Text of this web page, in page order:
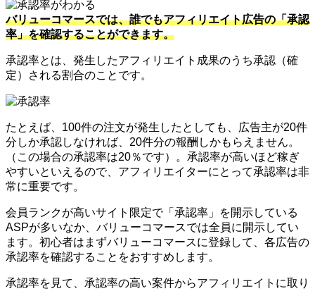
バリューコマースでは、誰でもアフィリエイト広告の「承認
率」を確認することができます。
承認率とは、発生したアフィリエイト成果のうち承認（確
定）される割合のことです。
たとえば、100件の注文が発生したとしても、広告主が20件
分しか承認しなければ、20件分の報酬しかもらえません。
（この場合の承認率は20％です）。承認率が高いほど稼ぎ
やすいといえるので、アフィリエイターにとって承認率は非
常に重要です。
会員ランクが高いサイト限定で「承認率」を開示している
ASPが多いなか、バリューコマースでは全員に開示してい
ます。初心者はまずバリューコマースに登録して、各広告の
承認率を確認することをおすすめします。
承認率を見て、承認率の高い案件からアフィリエイトに取り